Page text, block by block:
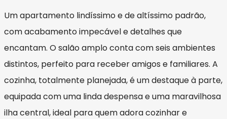
Um apartamento lindíssimo e de altíssimo padrão,
com acabamento impecável e detalhes que
encantam. O salão amplo conta com seis ambientes
distintos, perfeito para receber amigos e familiares. A
cozinha, totalmente planejada, é um destaque à parte,
equipada com uma linda despensa e uma maravilhosa
ilha central, ideal para quem adora cozinhar e